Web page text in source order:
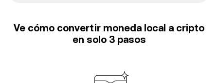
Ve cómo convertir moneda local a cripto
en solo 3 pasos